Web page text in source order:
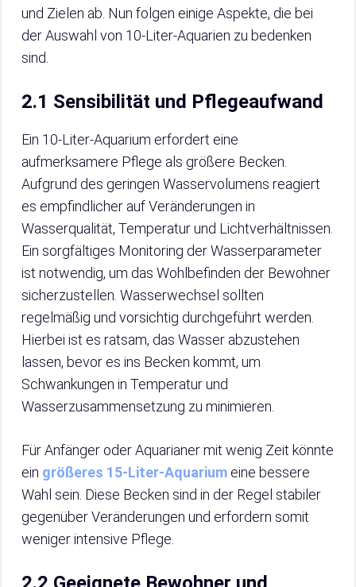
und Zielen ab. Nun folgen einige Aspekte, die bei
der Auswahl von 10-Liter-Aquarien zu bedenken
sind.
2.1 Sensibilität und Pflegeaufwand
Ein 10-Liter-Aquarium erfordert eine
aufmerksamere Pflege als größere Becken.
Aufgrund des geringen Wasservolumens reagiert
es empfindlicher auf Veränderungen in
Wasserqualität, Temperatur und Lichtverhältnissen.
Ein sorgfältiges Monitoring der Wasserparameter
ist notwendig, um das Wohlbefinden der Bewohner
sicherzustellen. Wasserwechsel sollten
regelmäßig und vorsichtig durchgeführt werden.
Hierbei ist es ratsam, das Wasser abzustehen
lassen, bevor es ins Becken kommt, um
Schwankungen in Temperatur und
Wasserzusammensetzung zu minimieren.
Für Anfänger oder Aquarianer mit wenig Zeit könnte
ein größeres 15-Liter-Aquarium eine bessere
Wahl sein. Diese Becken sind in der Regel stabiler
gegenüber Veränderungen und erfordern somit
weniger intensive Pflege.